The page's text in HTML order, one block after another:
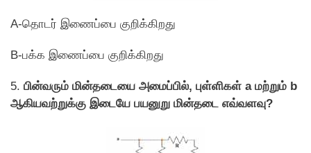
A-தொடர் இணைப்பை குறிக்கிறது
B-பக்க இணைப்பை குறிக்கிறது
5. பின்வரும் மின்தடையை அமைப்பில், புள்ளிகள் a மற்றும் b
ஆகியவற்றுக்கு இடையே பயனுறு மின்தடை எவ்வளவு?